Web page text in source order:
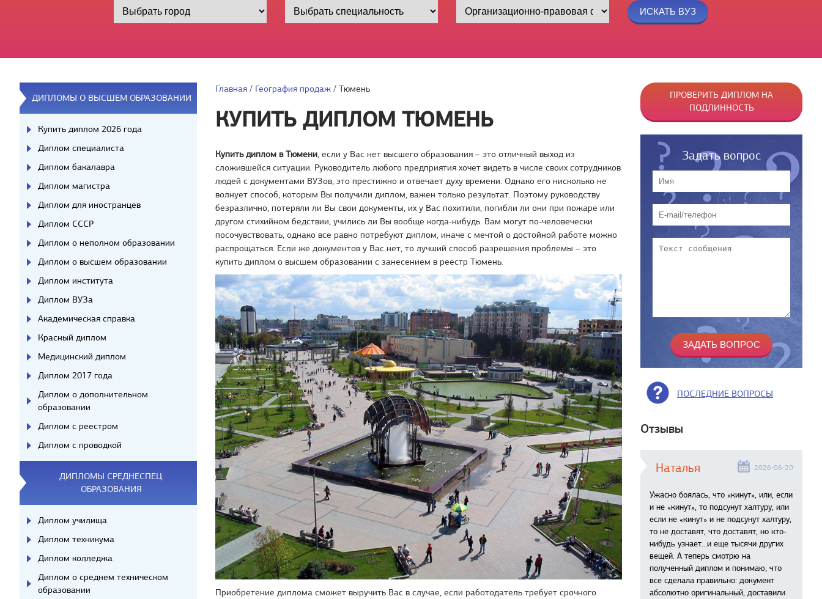
Главная / География продаж / Тюмень
КУПИТЬ ДИПЛОМ ТЮМЕНЬ
Купить диплом в Тюмени, если у Вас нет высшего образования – это отличный выход из
сложившейся ситуации. Руководитель любого предприятия хочет видеть в числе своих сотрудников
людей с документами ВУЗов, это престижно и отвечает духу времени. Однако его нисколько не
волнует способ, которым Вы получили диплом, важен только результат. Поэтому руководству
безразлично, потеряли ли Вы свои документы, их у Вас похитили, погибли ли они при пожаре или
другом стихийном бедствии, учились ли Вы вообще когда-нибудь. Вам могут по-человечески
посочувствовать, однако все равно потребуют диплом, иначе с мечтой о достойной работе можно
распрощаться. Если же документов у Вас нет, то лучший способ разрешения проблемы – это
купить диплом о высшем образовании с занесением в реестр Тюмень.
Приобретение диплома сможет выручить Вас в случае, если работодатель требует срочного
ДИПЛОМЫ О ВЫСШЕМ ОБРАЗОВАНИИ
Купить диплом 2026 года
Диплом специалиста
Диплом бакалавра
Диплом магистра
Диплом для иностранцев
Диплом СССР
Диплом о неполном образовании
Диплом о высшем образовании
Диплом института
Диплом ВУЗа
Академическая справка
Красный диплом
Медицинский диплом
Диплом 2017 года
Диплом о дополнительном
образовании
Диплом с реестром
Диплом с проводкой
ДИПЛОМЫ СРЕДНЕСПЕЦ.
ОБРАЗОВАНИЯ
Диплом училища
Диплом техникума
Диплом колледжа
Диплом о среднем техническом
образовании
ПРОВЕРИТЬ ДИПЛОМ НА
ПОДЛИННОСТЬ
Задать вопрос
ПОСЛЕДНИЕ ВОПРОСЫ
Отзывы
Наталья 2026-06-20
Ужасно боялась, что «кинут», или, если
и не «кинут», то подсунут халтуру, или
если не «кинут» и не подсунут халтуру,
то не доставят, что доставят, но кто-
нибудь узнает...и еще тысячи других
вещей. А теперь смотрю на
полученный диплом и понимаю, что
все сделала правильно: документ
абсолютно оригинальный, доставили